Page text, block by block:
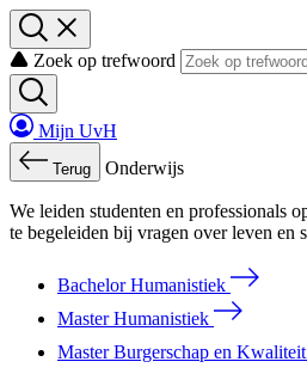
Zoek op trefwoord
Mijn UvH
Terug Onderwijs
We leiden studenten en professionals
te begeleiden bij vragen over leven en
Bachelor Humanistiek
Master Humanistiek
Master Burgerschap en